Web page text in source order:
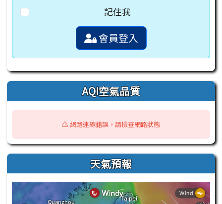
記住我
會員登入
AQI空氣品質
⚠️ 網路連線錯誤，請檢查網路狀態
天氣預報